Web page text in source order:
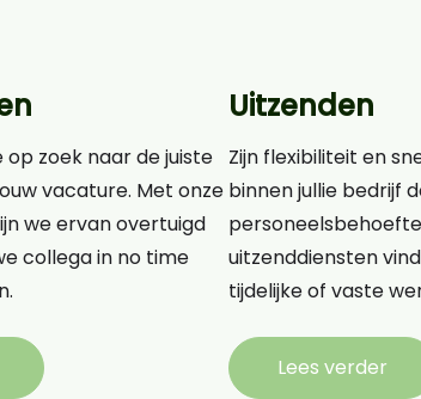
op zoek naar de juiste
vacature. Met onze
we ervan overtuigd
collega in no time
Uitzenden
Zijn flexibiliteit en
binnen jullie bedrijf
uitzenddiensten
tijdelijke of vaste
Lees verder